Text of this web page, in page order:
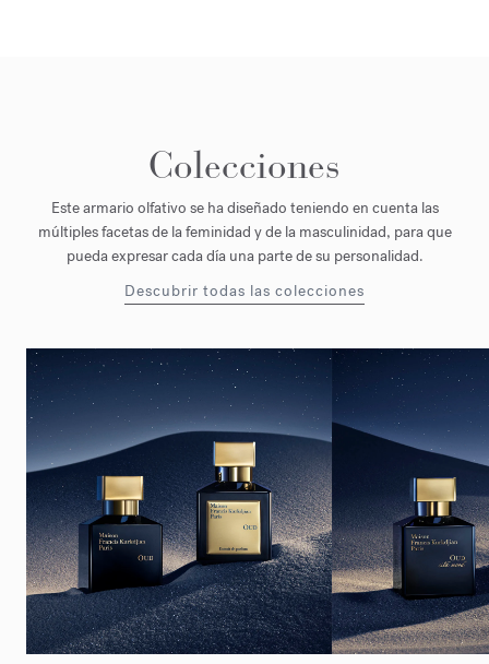
Colecciones
Este armario olfativo se ha diseñado teniendo en cuenta las
múltiples facetas de la feminidad y de la masculinidad, para que
pueda expresar cada día una parte de su personalidad.
Descubrir todas las colecciones